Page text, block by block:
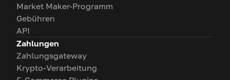
Market Maker-Programm
Gebühren
API
Zahlungen
Zahlungsgateway
Krypto-Verarbeitung